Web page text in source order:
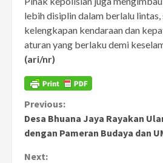
lebih disiplin dalam berlalu
kelengkapan kendaraan dan
aturan yang berlaku demi
(ari/nr)
Continue
Reading
Previous:
Desa Bhuana Jaya Rayakan
dengan Pameran Budaya dan
Next: